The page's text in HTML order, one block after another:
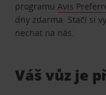
programuAvis
dny zdarma. Stačí si
nechat na nás.
Váš vůz je